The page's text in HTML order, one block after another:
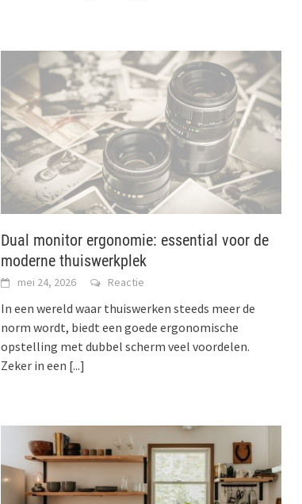
Dual monitor ergonomie: essential voor de
moderne thuiswerkplek
mei 24, 2026 Reactie
In een wereld waar thuiswerken steeds meer de
norm wordt, biedt een goede ergonomische
opstelling met dubbel scherm veel voordelen.
Zeker in een [...]